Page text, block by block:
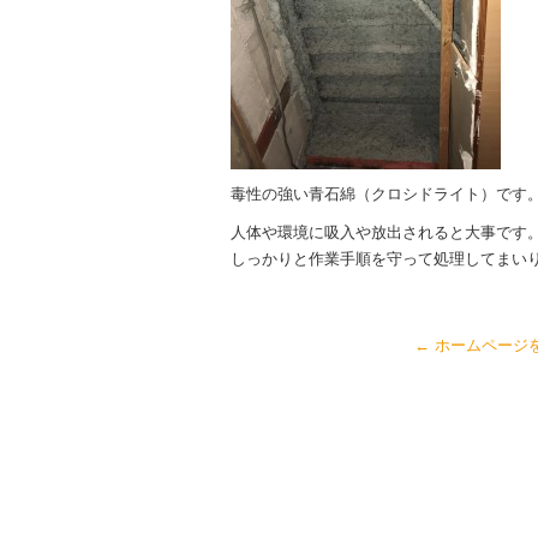
毒性の強い青石綿（クロシドライト）です。
人体や環境に吸入や放出されると大事です。
しっかりと作業手順を守って処理してまい
← ホームページ